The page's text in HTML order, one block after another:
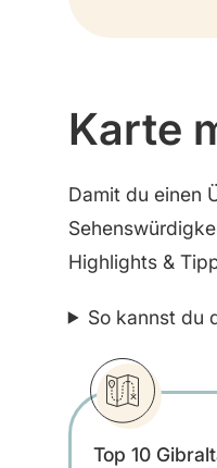
Karte
Damit du einen
Highlights &
So kannst du
Top 10